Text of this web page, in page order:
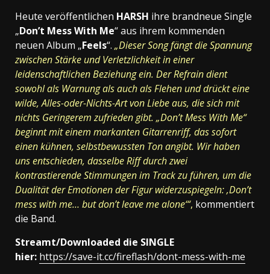
Heute veröffentlichen HARSH ihre brandneue Single
„Don’t Mess With Me“ aus ihrem kommenden
neuen Album „Feels“. „Dieser Song fängt die Spannung
zwischen Stärke und Verletzlichkeit in einer
leidenschaftlichen Beziehung ein. Der Refrain dient
sowohl als Warnung als auch als Flehen und drückt eine
wilde, Alles-oder-Nichts-Art von Liebe aus, die sich mit
nichts Geringerem zufrieden gibt. „Don’t Mess With Me“
beginnt mit einem markanten Gitarrenriff, das sofort
einen kühnen, selbstbewussten Ton angibt. Wir haben
uns entschieden, dasselbe Riff durch zwei
kontrastierende Stimmungen im Track zu führen, um die
Dualität der Emotionen der Figur widerzuspiegeln: ‚Don’t
mess with me… but don’t leave me alone‘“, kommentiert
die Band.
Streamt/Downloaded die SINGLE
hier: https://save-it.cc/fireflash/dont-mess-with-me